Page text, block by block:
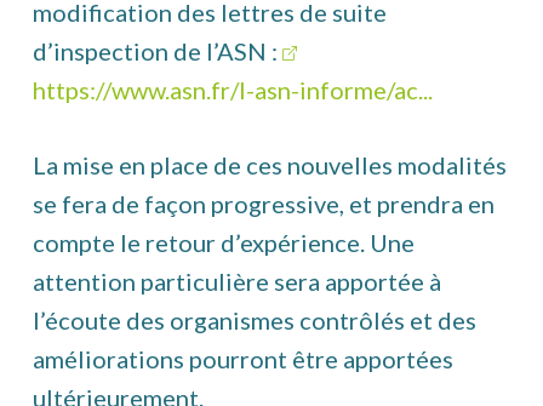
modification des lettres de suite
d’inspection de l’ASN :
https://www.asn.fr/l-asn-informe/ac...
La mise en place de ces nouvelles modalités
se fera de façon progressive, et prendra en
compte le retour d’expérience. Une
attention particulière sera apportée à
l’écoute des organismes contrôlés et des
améliorations pourront être apportées
ultérieurement.